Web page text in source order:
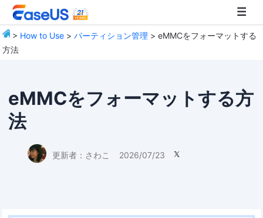
> How to Use >パーティション管理 > eMMCをフォーマットする
方法
eMMCをフォーマットする方
法
更新者： さわこ 2026/07/23 